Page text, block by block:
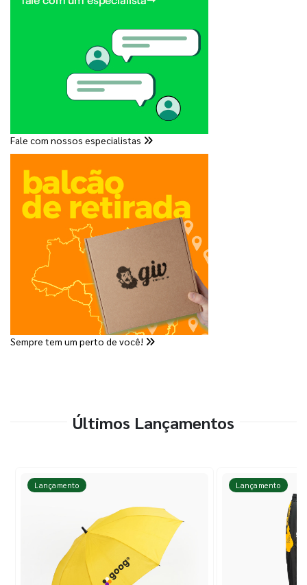
Fale com nossos especialistas
Sempre tem um perto de você!
Últimos Lançamentos
Lançamento Lançamento